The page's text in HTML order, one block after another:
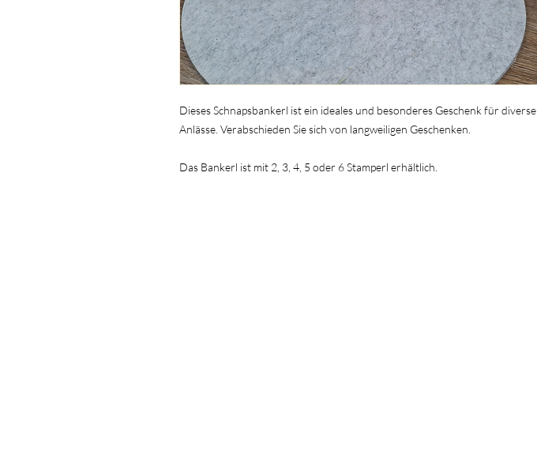
Dieses Schnapsbankerl ist ein ideales und besonderes Geschenk für diverse
Anlässe. Verabschieden Sie sich von langweiligen Geschenken.
Das Bankerl ist mit 2, 3, 4, 5 oder 6 Stamperl erhältlich.